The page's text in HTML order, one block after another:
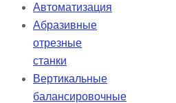
Автоматизация
Абразивные
отрезные
станки
Вертикальные
балансировочные